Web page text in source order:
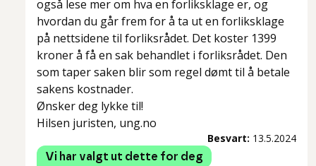
også lese mer om hva en forliksklage er, og
hvordan du går frem for å ta ut en forliksklage
på nettsidene til forliksrådet. Det koster 1399
kroner å få en sak behandlet i forliksrådet. Den
som taper saken blir som regel dømt til å betale
sakens kostnader.
Ønsker deg lykke til!
Hilsen juristen, ung.no
Besvart: 13.5.2024
Vi har valgt ut dette for deg